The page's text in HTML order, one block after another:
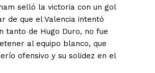
selló la victoria con un gol
de que el Valencia intentó
tanto de Hugo Duro, no fue
al equipo blanco, que
ofensivo y su solidez en el